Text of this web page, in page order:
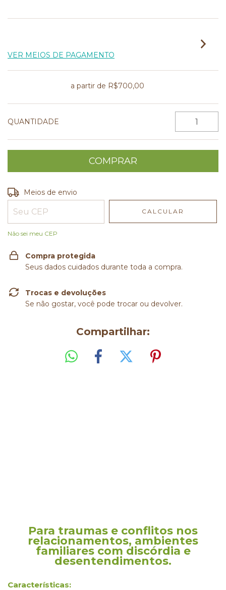
VER MEIOS DE PAGAMENTO
a partir de R$700,00
QUANTIDADE
Entregas para o CEP:
Meios de envio
CALCULAR
Não sei meu CEP
Compra protegida
Seus dados cuidados durante toda a compra.
Trocas e devoluções
Se não gostar, você pode trocar ou devolver.
Compartilhar:
Para traumas e conflitos nos
relacionamentos, ambientes
familiares com discórdia e
desentendimentos.
Características: